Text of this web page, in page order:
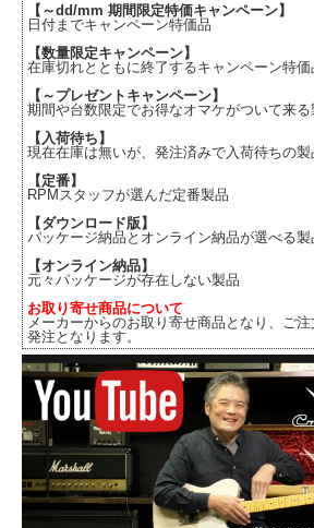
【～dd/mm 期間限定特価キャンペーン】
日付までキャンペーン特価品
【数量限定キャンペーン】
在庫切れとともに終了するキャンペーン特価
【～プレゼントキャンペーン】
期間や台数限定でお得なオマケがついて来る
【入荷待ち】
現在在庫は無いが、発注済みで入荷待ちの製
【定番】
RPMスタッフが選んだ定番製品
【ダウンロード版】
パッケージ納品とオンライン納品が選べる
【オンライン納品】
元々パッケージが存在しない製品
お取り寄せ商品について
メーカーからのお取り寄せ商品となり、ご
発注となります。